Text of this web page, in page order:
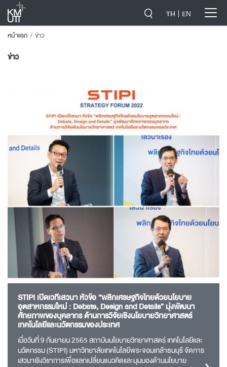
TH EN
หน้าแรก ข่าว
ข่าว
STIPI เปิดเวทีเสวนา หัวข้อ “พลิกเศรษฐกิจไทยด้วยนโยบาย
อุตสาหกรรมใหม่ : Debate, Design and Details” มุ่งพัฒนา
ศักยภาพของบุคลากร ด้านการวิจัยเชิงนโยบายวิทยาศาสตร์
เทคโนโลยีและนวัตกรรมของประเทศ
เมื่อวันที่ 9 กันยายน 2565 สถาบันนโยบายวิทยาศาสตร์ เทคโนโลยีและ
นวัตกรรม (STIPI) มหาวิทยาลัยเทคโนโลยีพระจอมเกล้าธนบุรี จัดการ
เสวนาเชิงวิชาการเพื่อแลกเปลี่ยนแนวคิดและมุมมองด้านนโยบาย